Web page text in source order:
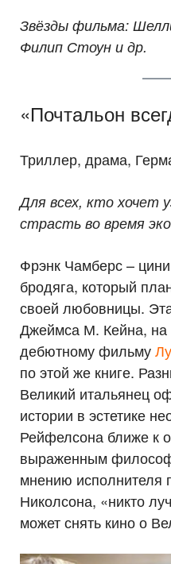
Звёзды фильма:
Филип Стоун и др.
«Почтальон
Триллер, драма,
Для всех, кто хочет
страсть во время
Фрэнк Чамберс –
бродяга, который
своей любовницы.
Джеймса М. Кейна, на
дебютному фильму
по этой же книге.
Великий итальянец
истории в эстетике
Рейфелсона ближе к
выраженным
мнению исполнителя
Николсона, «никто
может снять кино о